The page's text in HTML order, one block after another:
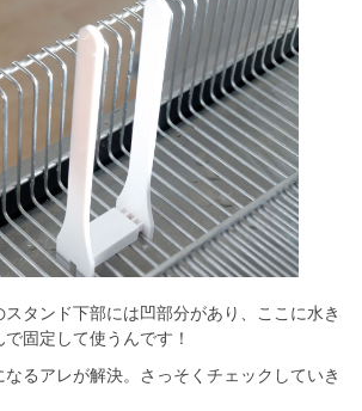
スタンド下部には凹部分があり、ここに水き
固定して使うんです！
るアレが解決。さっそくチェックしていき